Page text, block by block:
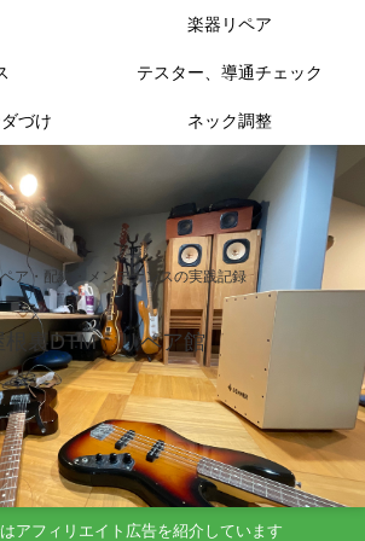
ア・配線・メンテナンスの実践記録
根裏DTM リペア館
楽器リペア
テスター、導通チェック
づけ ネック調整
アフィリエイト広告を紹介しています